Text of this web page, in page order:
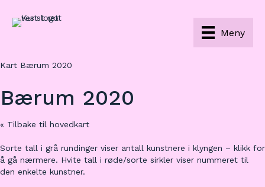
Meny
Kart Bærum 2020
Bærum 2020
« Tilbake til hovedkart
Sorte tall i grå rundinger viser antall kunstnere i klyngen – klikk for
å gå nærmere. Hvite tall i røde/sorte sirkler viser nummeret til
den enkelte kunstner.